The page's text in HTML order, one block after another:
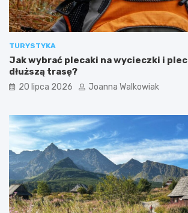
TURYSTYKA
Jak wybrać plecaki na wycieczki i
dłuższą trasę?
20 lipca 2026 Joanna Walkowiak